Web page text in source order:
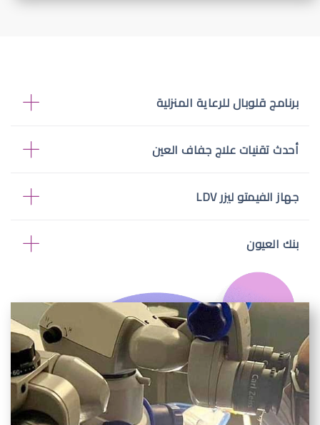
برنامج قلوبال للرعاية المنزلية
أحدث تقنيات علاج جفاف العين
جهاز الفيمتو ليزر LDV
بنك العيون